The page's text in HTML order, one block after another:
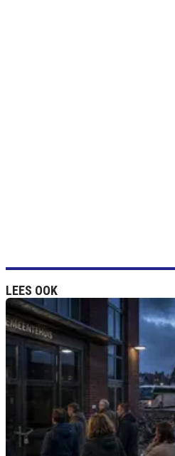
LEES OOK